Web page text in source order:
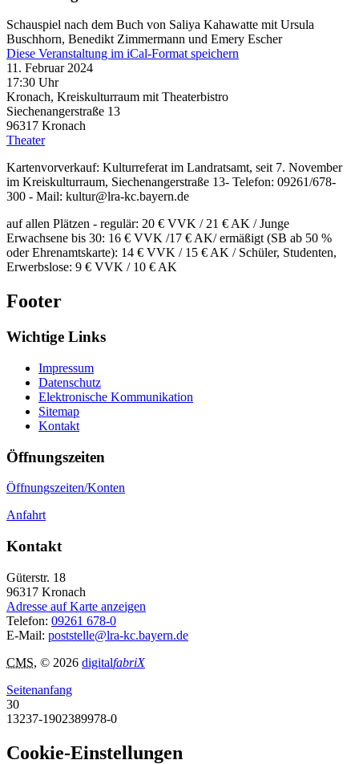
Schauspiel nach dem Buch von Saliya Kahawatte mit Ursula
Buschhorn, Benedikt Zimmermann und Emery Escher
Diese Veranstaltung im iCal-Format speichern
11. Februar 2024
17:30 Uhr
Kronach, Kreiskulturraum mit Theaterbistro
Siechenangerstraße 13
96317 Kronach
Theater
Kartenvorverkauf: Kulturreferat im Landratsamt, seit 7. November
im Kreiskulturraum, Siechenangerstraße 13- Telefon: 09261/678-
300 - Mail: kultur@lra-kc.bayern.de
auf allen Plätzen - regulär: 20 € VVK / 21 € AK / Junge
Erwachsene bis 30: 16 € VVK /17 € AK/ ermäßigt (SB ab 50 %
oder Ehrenamtskarte): 14 € VVK / 15 € AK / Schüler, Studenten,
Erwerbslose: 9 € VVK / 10 € AK
Footer
Wichtige Links
Impressum
Datenschutz
Elektronische Kommunikation
Sitemap
Kontakt
Öffnungszeiten
Öffnungszeiten/Konten
Anfahrt
Kontakt
Güterstr. 18
96317 Kronach
Adresse auf Karte anzeigen
Telefon: 09261 678-0
E-Mail: poststelle@lra-kc.bayern.de
CMS, © 2026 digitalfabriX
Seitenanfang
30
13237-1902389978-0
Cookie-Einstellungen